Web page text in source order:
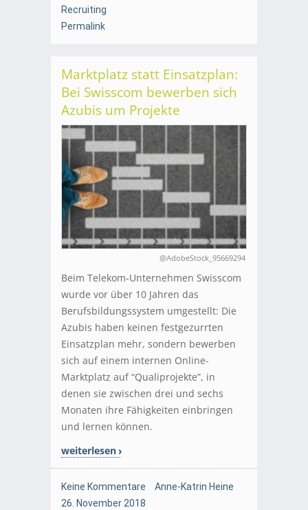
Recruiting
Permalink
Marktplatz statt Einsatzplan:
Bei Swisscom bewerben sich
Azubis um Projekte
@AdobeStock_95669294
Beim Telekom-Unternehmen Swisscom
wurde vor über 10 Jahren das
Berufsbildungssystem umgestellt: Die
Azubis haben keinen festgezurrten
Einsatzplan mehr, sondern bewerben
sich auf einem internen Online-
Marktplatz auf “Qualiprojekte”, in
denen sie zwischen drei und sechs
Monaten ihre Fähigkeiten einbringen
und lernen können.
weiterlesen
Keine Kommentare
Anne-Katrin Heine
26. November 2018